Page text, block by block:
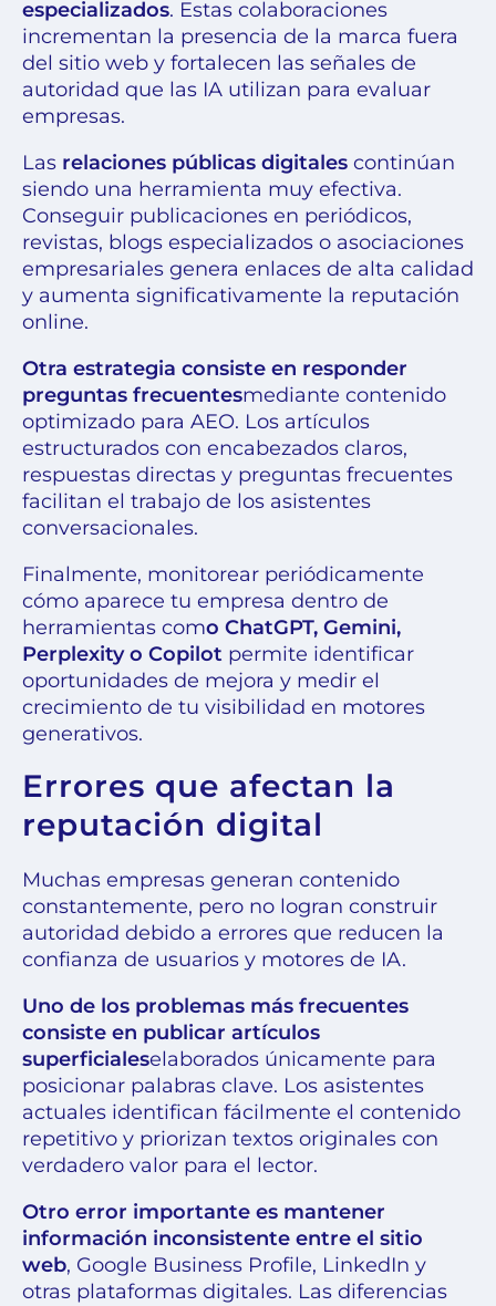
especializados. Estas colaboraciones
incrementan la presencia de la marca fuera
del sitio web y fortalecen las señales de
autoridad que las IA utilizan para evaluar
empresas.
Las relaciones públicas digitales continúan
siendo una herramienta muy efectiva.
Conseguir publicaciones en periódicos,
revistas, blogs especializados o asociaciones
empresariales genera enlaces de alta calidad
y aumenta significativamente la reputación
online.
Otra estrategia consiste en responder
preguntas frecuentesmediante contenido
optimizado para AEO. Los artículos
estructurados con encabezados claros,
respuestas directas y preguntas frecuentes
facilitan el trabajo de los asistentes
conversacionales.
Finalmente, monitorear periódicamente
cómo aparece tu empresa dentro de
herramientas como ChatGPT, Gemini,
Perplexity o Copilot permite identificar
oportunidades de mejora y medir el
crecimiento de tu visibilidad en motores
generativos.
Errores que afectan la
reputación digital
Muchas empresas generan contenido
constantemente, pero no logran construir
autoridad debido a errores que reducen la
confianza de usuarios y motores de IA.
Uno de los problemas más frecuentes
consiste en publicar artículos
superficialeselaborados únicamente para
posicionar palabras clave. Los asistentes
actuales identifican fácilmente el contenido
repetitivo y priorizan textos originales con
verdadero valor para el lector.
Otro error importante es mantener
información inconsistente entre el sitio
web, Google Business Profile, LinkedIn y
otras plataformas digitales. Las diferencias